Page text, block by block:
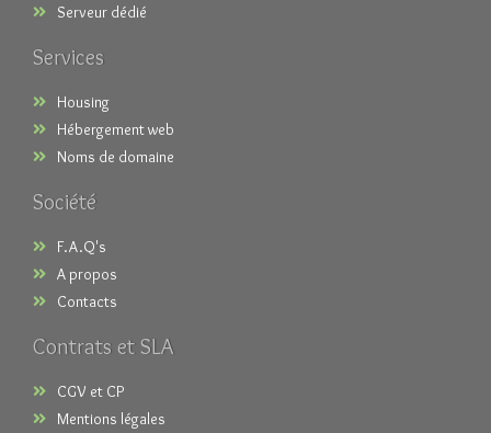
Serveur dédié
Services
Housing
Hébergement web
Noms de domaine
Société
F.A.Q's
A propos
Contacts
Contrats et SLA
CGV et CP
Mentions légales